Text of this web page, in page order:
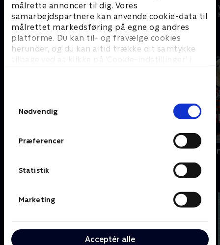
målrette annoncer til dig. Vores
samarbejdspartnere kan anvende cookie-data til
målrettet markedsføring på egne og andres
platforme. Du kan til- og fravælge cookies
herunder, og du kan altid trække dit samtykke
tilbage ved at klikke på ’Cookie-indstillinger’ i
Nødvendig
Præferencer
Statistik
Marketing
Acceptér alle
Pippi på de syv
have
Emil fra
Lønneberg
Bulderby
Store danske Oiii-serier
Fede film - se dem med SkyShowtime